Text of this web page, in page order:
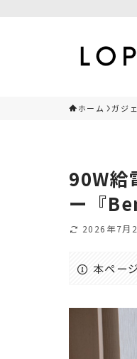
ホーム ガジ
90W給
ー『
2026年7月
本ペー